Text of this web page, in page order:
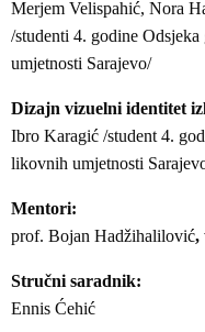
Merjem Velispahić, Nora
/studenti 4. godine
umjetnosti Sarajevo/
Dizajn vizuelni identitet
Ibro Karagić /student 4.
likovnih umjetnosti
Mentori:
prof. Bojan Hadžihalilović,
Stručni saradnik:
Ennis Ćehić